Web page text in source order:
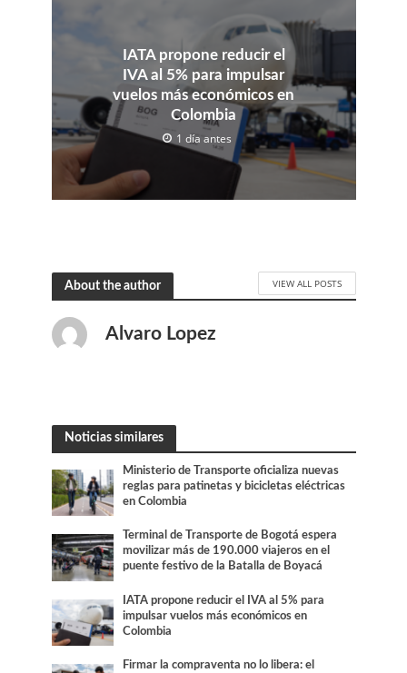
IATA propone reducir el
IVA al 5% para impulsar
vuelos más económicos en
Colombia
1 día antes
About the author VIEW ALL POSTS
Alvaro Lopez
Noticias similares
Ministerio de Transporte oficializa nuevas
reglas para patinetas y bicicletas eléctricas
en Colombia
Terminal de Transporte de Bogotá espera
movilizar más de 190.000 viajeros en el
puente festivo de la Batalla de Boyacá
IATA propone reducir el IVA al 5% para
impulsar vuelos más económicos en
Colombia
Firmar la compraventa no lo libera: el